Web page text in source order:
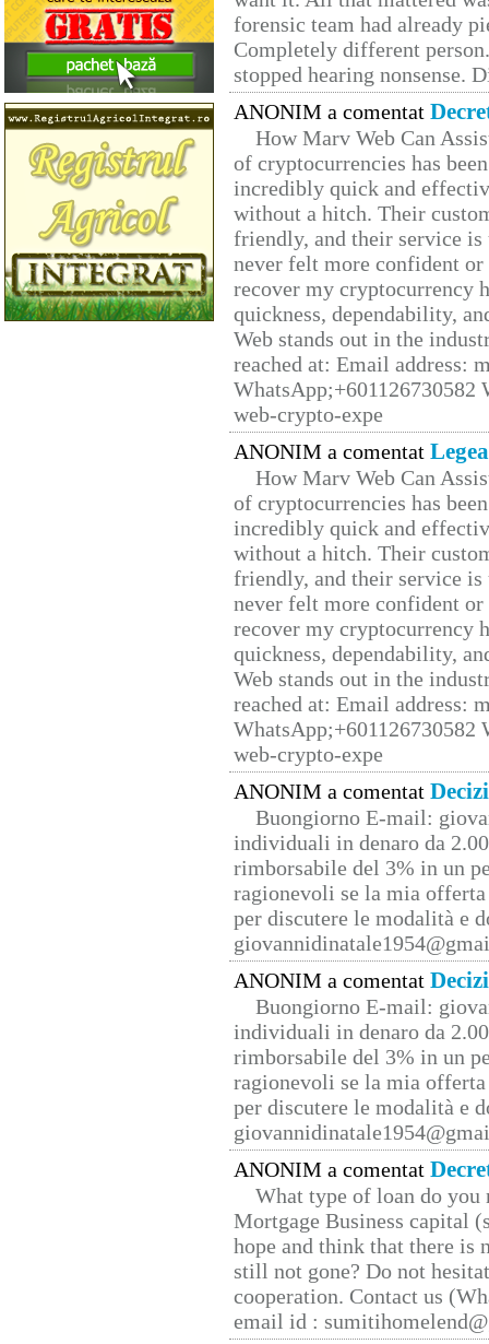
forensic team had already
Completely different
stopped hearing nonsense.
ANONIM a comentat
How Marv Web Can
of cryptocurrencies has
incredibly quick and
without a hitch. Their
friendly, and their service
never felt more confident
recover my cryptocurrency
quickness, dependability,
Web stands out in the
reached at: Email address:
web-crypto-expe
ANONIM a comentat
How Marv Web Can
of cryptocurrencies has
incredibly quick and
without a hitch. Their
friendly, and their service
never felt more confident
recover my cryptocurrency
quickness, dependability,
Web stands out in the
reached at: Email address:
web-crypto-expe
ANONIM a comentat
Buongiorno E-mail:
individuali in denaro da
rimborsabile del 3% in un
ragionevoli se la mia
per discutere le modalità e
ANONIM a comentat
Buongiorno E-mail:
individuali in denaro da
rimborsabile del 3% in un
ragionevoli se la mia
per discutere le modalità e
ANONIM a comentat
What type of loan do you
Mortgage Business capital
hope and think that there is
still not gone? Do not
cooperation. Contact us
email id :